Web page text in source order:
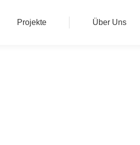
Projekte Über Uns